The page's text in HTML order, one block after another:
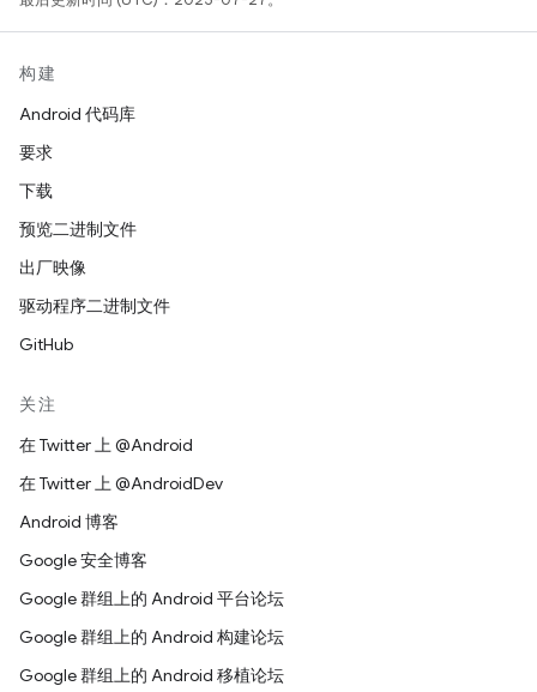
构建
Android 代码库
要求
下载
预览二进制文件
出厂映像
驱动程序二进制文件
GitHub
关注
在 Twitter 上 @Android
在 Twitter 上 @AndroidDev
Android 博客
Google 安全博客
Google 群组上的 Android 平台论坛
Google 群组上的 Android 构建论坛
Google 群组上的 Android 移植论坛